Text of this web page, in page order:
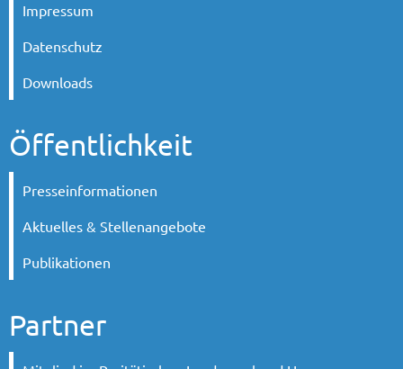
Impressum
Datenschutz
Downloads
Öffentlichkeit
Presseinformationen
Aktuelles & Stellenangebote
Publikationen
Partner